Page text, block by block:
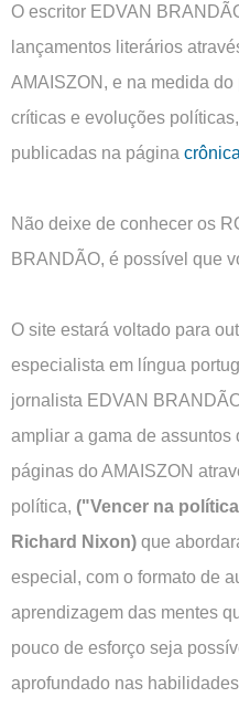
O escritor EDVAN
lançamentos literários
AMAISZON, e na medida
críticas e evoluções
publicadas na página
Não deixe de conhecer os
BRANDÃO, é possível que
O site estará voltado para
especialista em língua
jornalista EDVAN
ampliar a gama de assuntos
páginas do AMAISZON
política, ("Vencer na
Richard Nixon) que
especial, com o formato de
aprendizagem das mentes
pouco de esforço seja
aprofundado nas